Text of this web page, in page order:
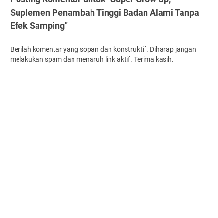
Suplemen Penambah Tinggi Badan Alami Tanpa
Efek Samping"
Berilah komentar yang sopan dan konstruktif. Diharap jangan
melakukan spam dan menaruh link aktif. Terima kasih.